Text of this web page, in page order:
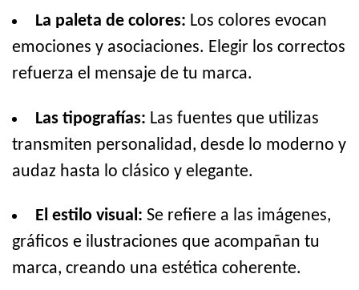
La paleta de colores: Los colores evocan
emociones y asociaciones. Elegir los correctos
refuerza el mensaje de tu marca.
Las tipografías: Las fuentes que utilizas
transmiten personalidad, desde lo moderno y
audaz hasta lo clásico y elegante.
El estilo visual: Se refiere a las imágenes,
gráficos e ilustraciones que acompañan tu
marca, creando una estética coherente.